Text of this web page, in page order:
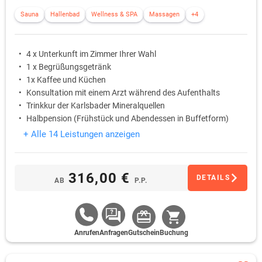
Sauna Hallenbad Wellness & SPA Massagen +4
4 x Unterkunft im Zimmer Ihrer Wahl
1 x Begrüßungsgetränk
1x Kaffee und Küchen
Konsultation mit einem Arzt während des Aufenthalts
Trinkkur der Karlsbader Mineralquellen
Halbpension (Frühstück und Abendessen in Buffetform)
+ Alle 14 Leistungen anzeigen
AB 316,00 € P.P. DETAILS
AnrufenAnfragenGutschein Buchung